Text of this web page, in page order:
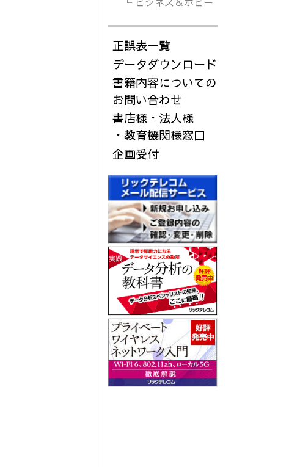
正誤表一覧
データダウンロード
書籍内容についての
お問い合わせ
書店様・法人様
・教育機関様窓口
企画受付